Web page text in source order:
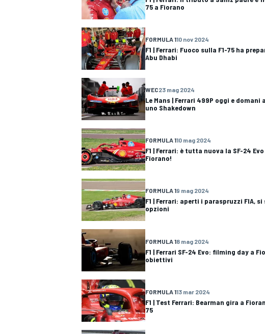
MONOMARCA
75 a Fiorano
FORMULA 110 nov 2024
F1 | Ferrari: Fuoco sulla F1-75 ha
Abu Dhabi
WEC23 mag 2024
Le Mans | Ferrari 499P oggi e domani
uno Shakedown
FORMULA 110 mag 2024
F1 | Ferrari: è tutta nuova la SF-24
Fiorano!
FORMULA 19 mag 2024
F1 | Ferrari: aperti i paraspruzzi FIA,
opzioni
FORMULA 18 mag 2024
F1 | Ferrari SF-24 Evo: filming day a
obiettivi
FORMULA 113 mar 2024
F1 | Test Ferrari: Bearman gira a
75